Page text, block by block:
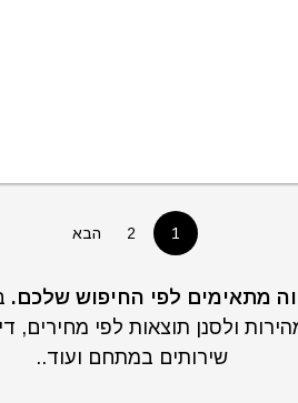
1
2 הבא
ולסנן תוצאות לפי מחירים,
שירותים במתחם ועוד..